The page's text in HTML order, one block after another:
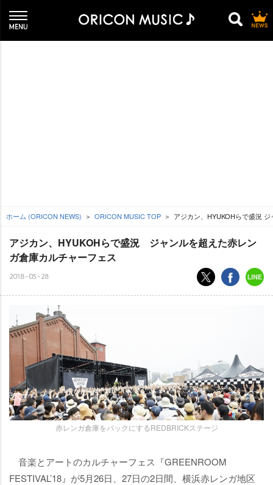
ホーム (ORICON NEWS) ORICON MUSIC TOP アジカン、HYUKOHらで盛況
アジカン、HYUKOHらで盛況 ジャンルを超えた赤レン
ガ倉庫カルチャーフェス
2018-05-28
赤レンガ倉庫をバックにするREDBRICKステージ
音楽とアートのカルチャーフェス『GREENROOM
FESTIVAL’18』が5月26日、27日の2日間、横浜赤レンガ地区